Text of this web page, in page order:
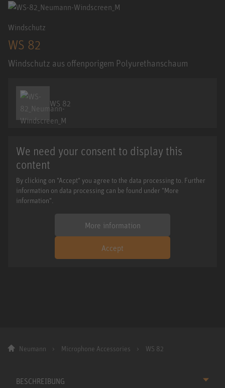
Windschutz
WS 82
Windschutz aus offenporigem Polyurethanschaum
WS 82
We need your consent to display this
content
By clicking on "Accept" you agree to the data processing to. Further
information on data processing can be found under "More
information".
More information
Accept
Neumann Microphone Accessories WS 82
BESCHREIBUNG